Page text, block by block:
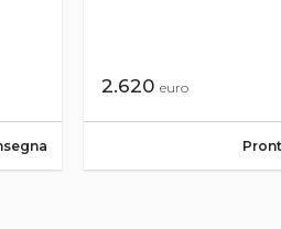
2.620 euro